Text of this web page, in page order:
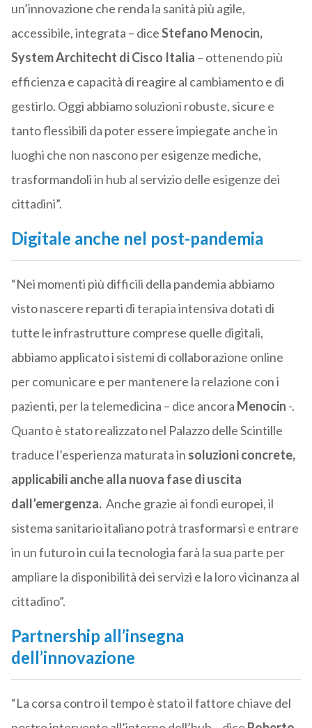
un’innovazione che renda la sanità più agile,
accessibile, integrata – diceStefano Menocin,
System Architecht di Cisco Italia – ottenendo più
efficienza e capacità di reagire al cambiamento e di
gestirlo. Oggi abbiamo soluzioni robuste, sicure e
tanto flessibili da poter essere impiegate anche in
luoghi che non nascono per esigenze mediche,
trasformandoli in hub al servizio delle esigenze dei
cittadini”.
Digitale anche nel post-pandemia
“Nei momenti più difficili della pandemia abbiamo
visto nascere reparti di terapia intensiva dotati di
tutte le infrastrutture comprese quelle digitali,
abbiamo applicato i sistemi di collaborazione online
per comunicare e per mantenere la relazione con i
pazienti, per la telemedicina – dice ancora Menocin -.
Quanto è stato realizzato nel Palazzo delle Scintille
traduce l’esperienza maturata in soluzioni concrete,
applicabili anche alla nuova fase di uscita
dall’emergenza.Anche grazie ai fondi europei, il
sistema sanitario italiano potrà trasformarsi e entrare
in un futuro in cui la tecnologia farà la sua parte per
ampliare la disponibilità dei servizi e la loro vicinanza al
cittadino”.
Partnership all’insegna
dell’innovazione
“La corsa contro il tempo è stato il fattore chiave del